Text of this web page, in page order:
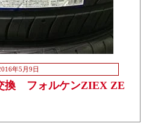
年5月9日
換 フォルケンZIEX ZE